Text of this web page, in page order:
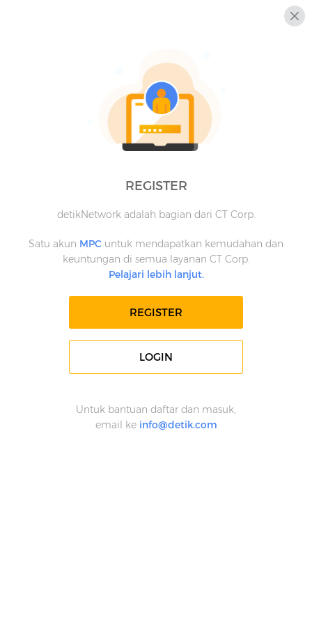
REGISTER
detikNetwork adalah bagian dari CT Corp.
Satu akun MPC untuk mendapatkan kemudahan dan
keuntungan di semua layanan CT Corp.
Pelajari lebih lanjut.
REGISTER
LOGIN
Untuk bantuan daftar dan masuk,
email ke info@detik.com